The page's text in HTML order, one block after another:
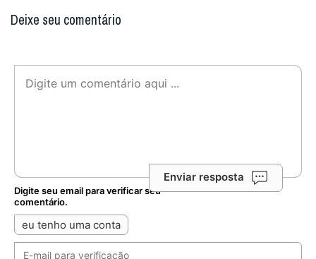
Deixe seu comentário
Enviar resposta
Digite seu email para verificar seu
comentário.
eu tenho uma conta